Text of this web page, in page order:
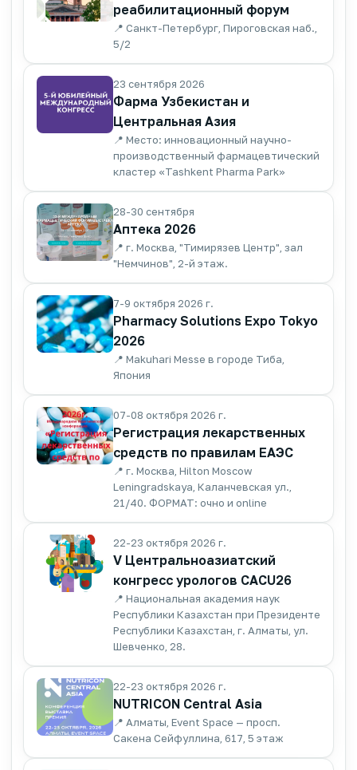
реабилитационный форум
📍 Санкт-Петербург, Пироговская наб.,
5/2
23 сентября 2026
Фарма Узбекистан и
Центральная Азия
📍 Место: инновационный научно-
производственный фармацевтический
кластер «Tashkent Pharma Park»
28-30 сентября
Аптека 2026
📍 г. Москва, "Тимирязев Центр", зал
"Немчинов", 2-й этаж.
7-9 октября 2026 г.
Pharmacy Solutions Expo Tokyo
2026
📍 Makuhari Messe в городе Тиба,
Япония
07-08 октября 2026 г.
Регистрация лекарственных
средств по правилам ЕАЭС
📍 г. Москва, Hilton Moscow
Leningradskaya, Каланчевская ул.,
21/40. ФОРМАТ: очно и online
22-23 октября 2026 г.
V Центральноазиатский
конгресс урологов CACU26
📍 Национальная академия наук
Республики Казахстан при Президенте
Республики Казахстан, г. Алматы, ул.
Шевченко, 28.
22-23 октября 2026 г.
NUTRICON Central Asia
📍 Алматы, Event Space — просп.
Сакена Сейфуллина, 617, 5 этаж